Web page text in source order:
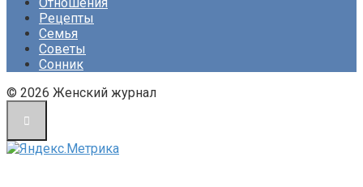
Рецепты
Семья
Советы
Сонник
© 2026 Женский журнал